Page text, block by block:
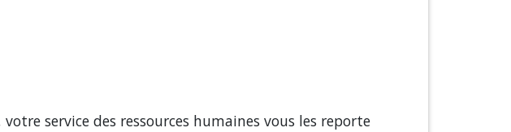
service des ressources humaines vous les reporte